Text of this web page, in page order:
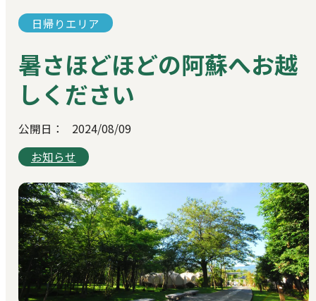
日帰りエリア
暑さほどほどの阿蘇へお越
しください
公開日：
2024/08/09
お知らせ